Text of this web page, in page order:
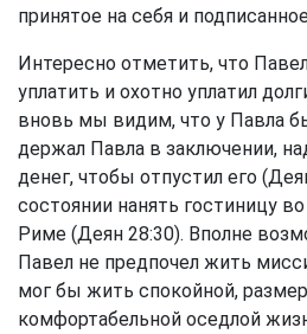
принятое на себя и
Интересно отметить, что
уплатить и охотно уплатил
вновь мы видим, что у Павла
держал Павла в заключении,
денег, чтобы отпустил его (
состоянии нанять гостиницу
Риме (Деян 28:30). Вполне
Павел не предпочел жить
мог бы жить спокойной,
комфортабельной оседлой